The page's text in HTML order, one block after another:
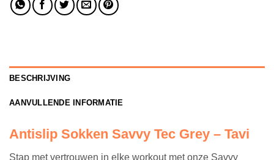
BESCHRIJVING
AANVULLENDE INFORMATIE
Antislip Sokken Savvy Tec Grey – Tavi
Stap met vertrouwen in elke workout met onze Savvy